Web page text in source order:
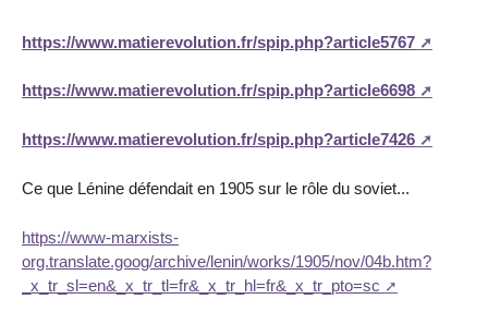
https://www.matierevolution.fr/spip.php?article5767
https://www.matierevolution.fr/spip.php?article6698
https://www.matierevolution.fr/spip.php?article7426
Ce que Lénine défendait en 1905 sur le rôle du soviet...
https://www-marxists-
org.translate.goog/archive/lenin/works/1905/nov/04b.htm?
_x_tr_sl=en&_x_tr_tl=fr&_x_tr_hl=fr&_x_tr_pto=sc